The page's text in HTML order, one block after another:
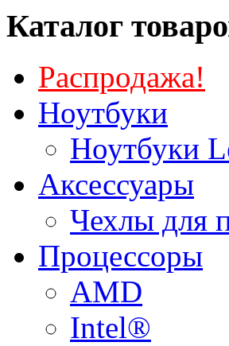
Каталог
Распродажа!
Ноутбуки
Ноутбуки
Аксессуары
Чехлы для
Процессоры
AMD
Intel®